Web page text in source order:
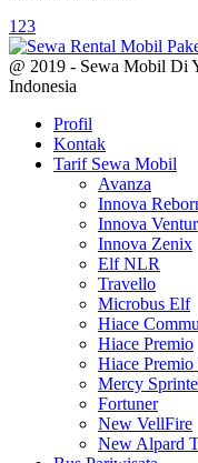
1 23
@ 2019 - Sewa Mobil Di
Indonesia
Profil
Kontak
Tarif Sewa Mobil
Avanza
Innova
Innova
Innova Zenix
Elf NLR
Travello
Microbus Elf
Hiace
Hiace Premio
Hiace
Mercy
Fortuner
New VellFire
New Alpard